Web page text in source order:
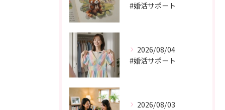
#婚活サポート
2026/08/04
#婚活サポート
2026/08/03